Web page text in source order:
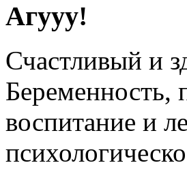
Агууу!
Счастливый и
воспитание и